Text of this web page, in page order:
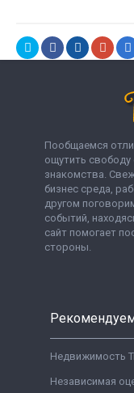
Пообщаемся
ощутить
знакомства.
бизнес среда,
другом
событий,
сайт помогает
стороны.
Недвижимость
Независимая